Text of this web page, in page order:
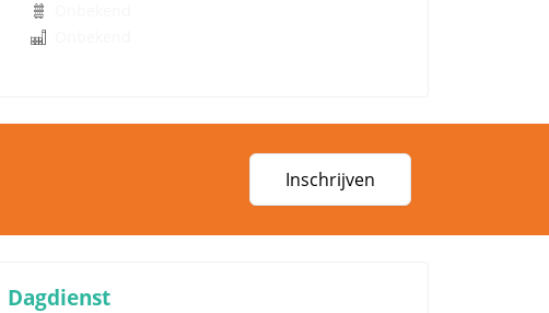
Inschrijven